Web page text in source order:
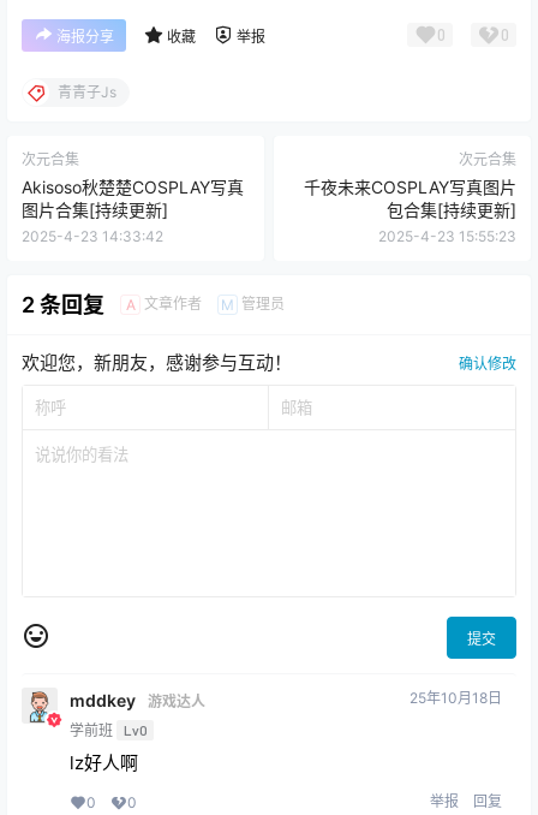
海报分享 收藏 举报 0 0
青青子Js
次元合集
Akisoso秋楚楚COSPLAY写真
图片合集[持续更新]
2025-4-23 14:33:42
次元合集
千夜未来COSPLAY写真图片
包合集[持续更新]
2025-4-23 15:55:23
2 条回复 A 文章作者 M 管理员
欢迎您，新朋友，感谢参与互动！ 确认修改
提交
mddkey
游戏达人
学前班 Lv0
25年10月18日
lz好人啊
0 0 举报 回复